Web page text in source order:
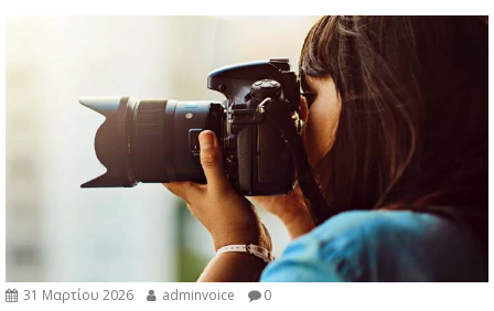
31 Μαρτίου 2026 adminvoice 0